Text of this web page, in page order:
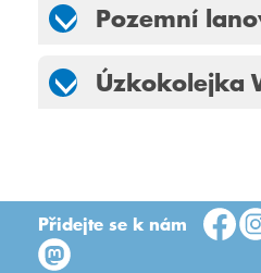
Pozemní
Úzkokolejka
Přidejte se k nám